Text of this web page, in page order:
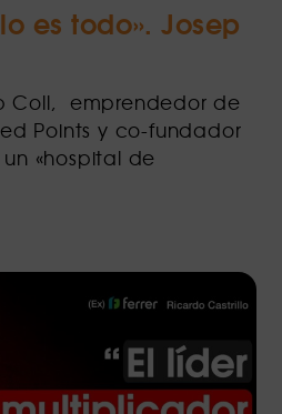
es todo». Josep
Coll, emprendedor de
Points y co-fundador
«hospital de